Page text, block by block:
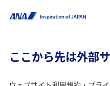
ここから先は外部